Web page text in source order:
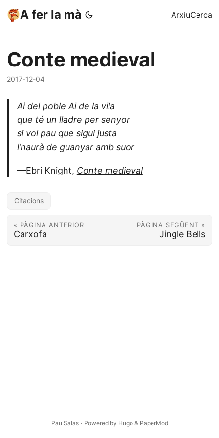
A fer la mà ArxiuCerca
Conte medieval
2017-12-04
Ai del poble Ai de la vila
que té un lladre per senyor
si vol pau que sigui justa
l’haurà de guanyar amb suor
—Ebri Knight, Conte medieval
Citacions
« PÀGINA ANTERIOR
Carxofa
PÀGINA SEGÜENT »
Jingle Bells
Pau Salas · Powered by Hugo& PaperMod